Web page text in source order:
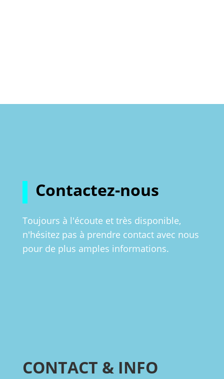
Contactez-nous
Toujours à l'écoute et très disponible,
n'hésitez pas à prendre contact avec nous
pour de plus amples informations.
CONTACT & INFO